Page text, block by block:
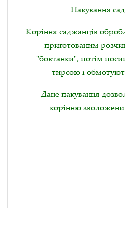
Пакування
Коріння саджанців
приготованим
"бовтанки", потім
тирсою і
Дане пакування
корінню